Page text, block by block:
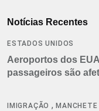
Notícias Recentes
ESTADOS UNIDOS
Aeroportos dos
passageiros são
IMIGRAÇÃO ,MANCHETE